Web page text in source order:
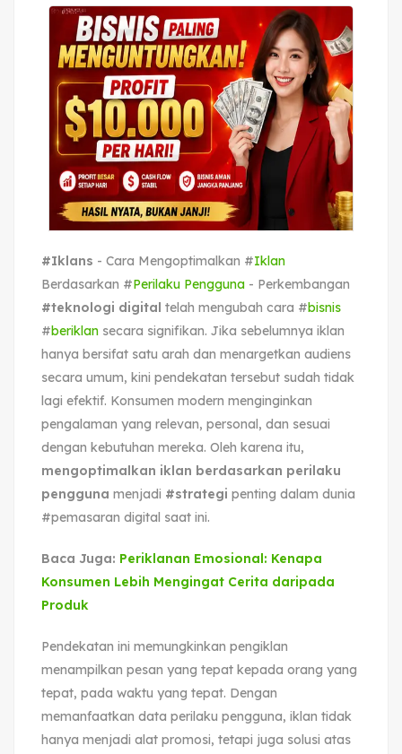
#Iklans - Cara Mengoptimalkan #Iklan
Berdasarkan #Perilaku Pengguna - Perkembangan
#teknologi digital telah mengubah cara #bisnis
#beriklan secara signifikan. Jika sebelumnya iklan
hanya bersifat satu arah dan menargetkan audiens
secara umum, kini pendekatan tersebut sudah tidak
lagi efektif. Konsumen modern menginginkan
pengalaman yang relevan, personal, dan sesuai
dengan kebutuhan mereka. Oleh karena itu,
mengoptimalkan iklan berdasarkan perilaku
pengguna menjadi #strategi penting dalam dunia
#pemasaran digital saat ini.
Baca Juga: Periklanan Emosional: Kenapa
Konsumen Lebih Mengingat Cerita daripada
Produk
Pendekatan ini memungkinkan pengiklan
menampilkan pesan yang tepat kepada orang yang
tepat, pada waktu yang tepat. Dengan
memanfaatkan data perilaku pengguna, iklan tidak
hanya menjadi alat promosi, tetapi juga solusi atas